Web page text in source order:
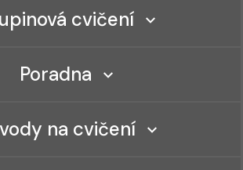
cvičení
Poradna
na cvičení